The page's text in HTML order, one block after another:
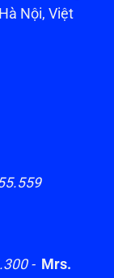
Nội, Việt
- Mrs.